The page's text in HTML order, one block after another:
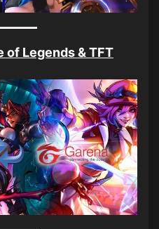
of Legends & TFT